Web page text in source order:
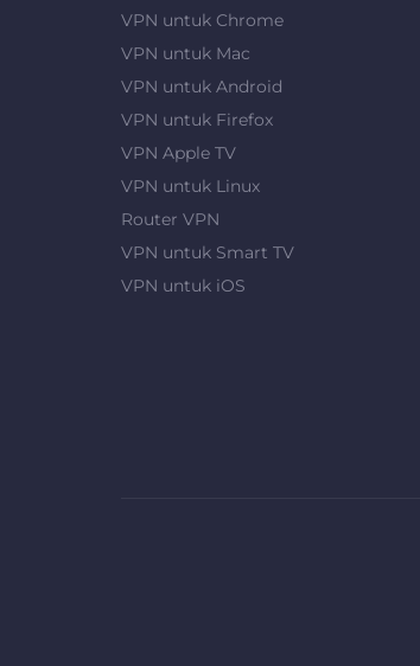
VPN untuk Chrome
VPN untuk Mac
VPN untuk Android
VPN untuk Firefox
VPN Apple TV
VPN untuk Linux
Router VPN
VPN untuk Smart TV
VPN untuk iOS